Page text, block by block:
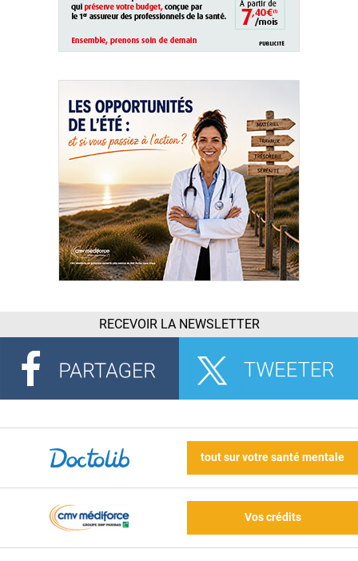
RECEVOIR LA NEWSLETTER
tout sur votre santé mentale
Vos crédits